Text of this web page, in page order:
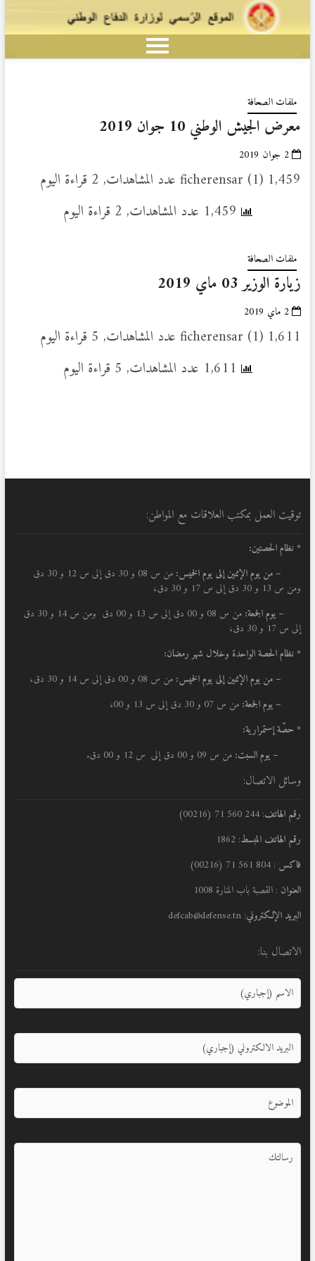
ملفات الصحافة
معرض الجيش الوطني 10 جوان 2019
2 جوان 2019
ficherensar (1) 1,459 عدد المشاهدات, 2 قراءة اليوم
ملفات الصحافة
زيارة الوزير 03 ماي 2019
2 ماي 2019
ficherensar (1) 1,611 عدد المشاهدات, 5 قراءة اليوم
توقيت العمل بمكتب العلاقات مع المواطن:
* نظام الحصتين:
– من يوم الإثنين إلى يوم الخميس:
من س 08 و 30 دق إلى س 12 و 30 دق
ومن س 13 و 30 دق إلى س 17 و 30 دق،
– يوم الجمعة:
من س 08 و 00 دق إلى س 13 و 00 دق ومن س 14 و 30 دق
إلى س 17 و 30 دق،
* نظام الحصة الواحدة وخلال شهر رمضان:
– من يوم الإثنين إلى يوم الخميس: من س 08 و 00 دق إلى س 14 و 30 دق،
– يوم الجمعة: من س 07 و 30 دق إلى س 13 و 00،
* حصّة إستمرارية:
– يوم السبت: من س 09 و 00 دق إلى س 12 و 00 دق.
وسائل الاتصال:
رقم الهاتف: 244 560 71 (00216)
رقم الهاتف المبسط: 1862
فاكس : 804 561 71 (00216)
العنوان : القصبة باب المنارة 1008
البريد الإلكتروني: defcab@defense.tn
الاتصال بنا: